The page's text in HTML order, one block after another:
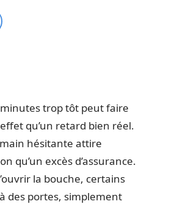
trop tôt peut faire
qu’un retard bien réel.
hésitante attire
qu’un excès d’assurance.
la bouche, certains
des portes, simplement